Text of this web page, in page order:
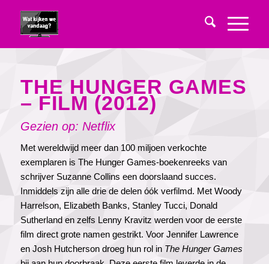
THE HUNGER GAMES
– FILM (2012)
Gezien op: Netflix
Met wereldwijd meer dan 100 miljoen verkochte
exemplaren is The Hunger Games-boekenreeks van
schrijver Suzanne Collins een doorslaand succes.
Inmiddels zijn alle drie de delen óók verfilmd. Met Woody
Harrelson, Elizabeth Banks, Stanley Tucci, Donald
Sutherland en zelfs Lenny Kravitz werden voor de eerste
film direct grote namen gestrikt. Voor Jennifer Lawrence
en Josh Hutcherson droeg hun rol in The Hunger Games